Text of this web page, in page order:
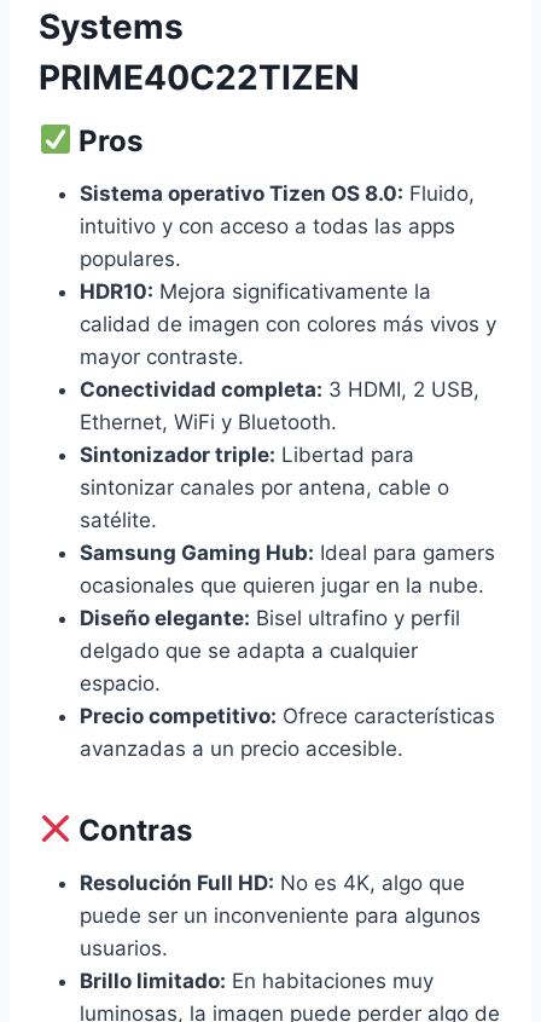
Systems
PRIME40C22TIZEN
Pros
Sistema operativo Tizen OS 8.0: Fluido,
intuitivo y con acceso a todas las apps
populares.
HDR10: Mejora significativamente la
calidad de imagen con colores más vivos y
mayor contraste.
Conectividad completa: 3 HDMI, 2 USB,
Ethernet, WiFi y Bluetooth.
Sintonizador triple: Libertad para
sintonizar canales por antena, cable o
satélite.
Samsung Gaming Hub: Ideal para gamers
ocasionales que quieren jugar en la nube.
Diseño elegante: Bisel ultrafino y perfil
delgado que se adapta a cualquier
espacio.
Precio competitivo: Ofrece características
avanzadas a un precio accesible.
Contras
Resolución Full HD: No es 4K, algo que
puede ser un inconveniente para algunos
usuarios.
Brillo limitado: En habitaciones muy
luminosas, la imagen puede perder algo de